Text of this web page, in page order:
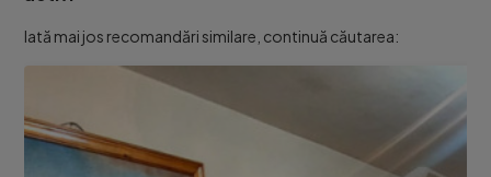
Iată mai jos recomandări similare, continuă căutarea: